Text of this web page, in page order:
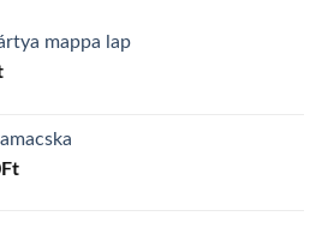
mappa lap
Current
150Ft.
FtCurrent